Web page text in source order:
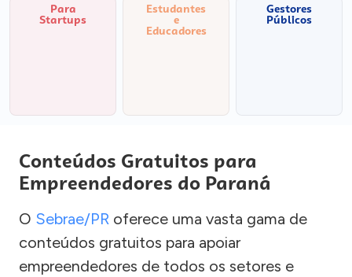
Para
Startups
Estudantes
e
Educadores
Gestores
Públicos
Conteúdos Gratuitos para
Empreendedores do Paraná
O Sebrae/PR oferece uma vasta gama de
conteúdos gratuitos para apoiar
empreendedores de todos os setores e